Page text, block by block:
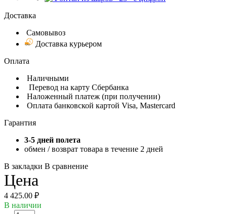
Доставка
Самовывоз
Доставка курьером
Оплата
Наличными
Перевод на карту Сбербанка
Наложенный платеж (при получении)
Оплата банковской картой Visa, Mastercard
Гарантия
3-5 дней полета
обмен / возврат товара в течение 2 дней
В закладки В сравнение
Цена
4 425.00 ₽
В наличии